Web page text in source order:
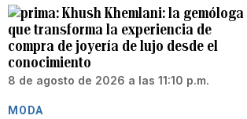
Khush Khemlani: la gemóloga
que transforma la experiencia de
compra de joyería de lujo desde el
conocimiento
8 de agosto de 2026 a las 11:10 p.m.
MODA